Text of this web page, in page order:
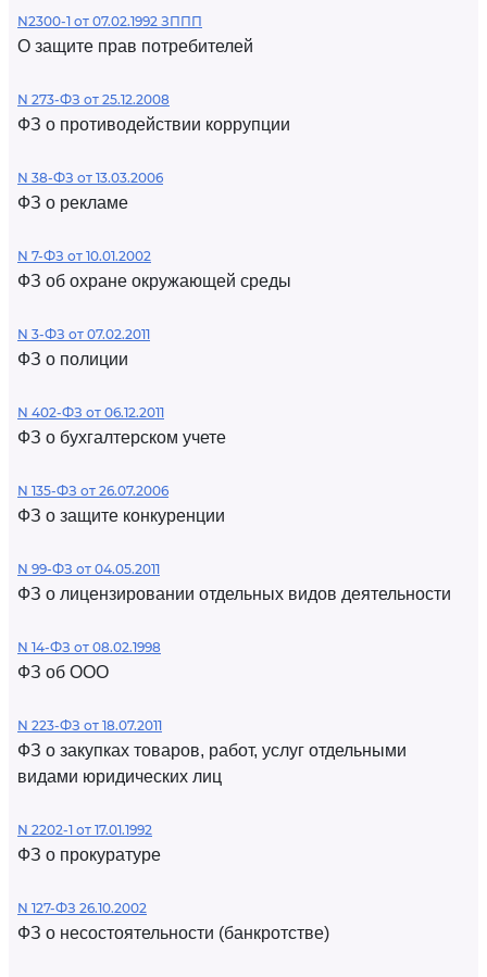
N2300-1 от 07.02.1992 ЗППП
О защите прав потребителей
N 273-ФЗ от 25.12.2008
ФЗ о противодействии коррупции
N 38-ФЗ от 13.03.2006
ФЗ о рекламе
N 7-ФЗ от 10.01.2002
ФЗ об охране окружающей среды
N 3-ФЗ от 07.02.2011
ФЗ о полиции
N 402-ФЗ от 06.12.2011
ФЗ о бухгалтерском учете
N 135-ФЗ от 26.07.2006
ФЗ о защите конкуренции
N 99-ФЗ от 04.05.2011
ФЗ о лицензировании отдельных видов деятельности
N 14-ФЗ от 08.02.1998
ФЗ об ООО
N 223-ФЗ от 18.07.2011
ФЗ о закупках товаров, работ, услуг отдельными
видами юридических лиц
N 2202-1 от 17.01.1992
ФЗ о прокуратуре
N 127-ФЗ 26.10.2002
ФЗ о несостоятельности (банкротстве)